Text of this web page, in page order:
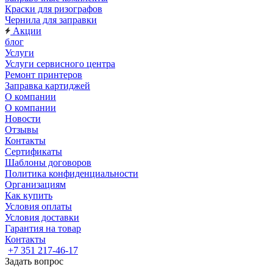
Краски для ризографов
Чернила для заправки
Акции
блог
Услуги
Услуги сервисного центра
Ремонт принтеров
Заправка картиджей
О компании
О компании
Новости
Отзывы
Контакты
Сертификаты
Шаблоны договоров
Политика конфиденциальности
Организациям
Как купить
Условия оплаты
Условия доставки
Гарантия на товар
Контакты
+7 351 217-46-17
Задать вопрос